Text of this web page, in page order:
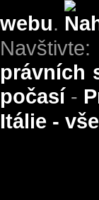
webu.
Navštivte:
právních
počasí-
Itálie -